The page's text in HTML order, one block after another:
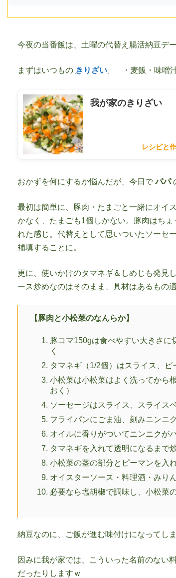
今夜の当番飯は、土曜の代替え腸活納豆デー
まずはいつもの きりざい ・麦飯・味噌
我が家のきりざい
レシピと
おかずを何にするか悩んだが、今日でパパ
最初は簡単に、豚肉・たまごと一緒にオイ
かなく、たまごも1個しかない。豚肉はち
れた感じ。代替えとして思いついたソー
補填することに。
更に、使いかけのタマネギ＆しめじも発見
ース炒めなのはそのまま、具材はあるもの
【豚肉と小松菜のなんらか】
豚コマ150gは食べやすい大きさに
く
タマネギ（1/2個）はスライス、ピ
小松菜は小松菜はよく洗ってから
おく）
ソーセージはスライス、スライス
フライパンにごま油、刻みニンニ
オイルに香りがついてニンニクが
タマネギを入れて透明になるまで
小松菜の茎の部分とピーマンを入
オイスターソース・料理酒・みり
必要なら塩胡椒で調味し、小松菜
納豆なのに、ご飯が進む味付けになってし
因みに我が家では、こういった名前のない
だったりしますｗ